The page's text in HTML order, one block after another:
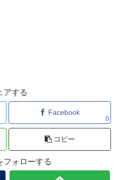
アする
Facebook
0
コピー
フォローする